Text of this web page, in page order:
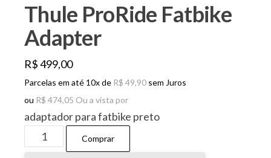
Thule ProRide Fatbike
Adapter
R$499,00
Parcelas em até 10x de R$ 49,90 sem Juros
ou R$ 474,05 Ou a vista por
adaptador para fatbike preto
Thule
ProRide
Comprar